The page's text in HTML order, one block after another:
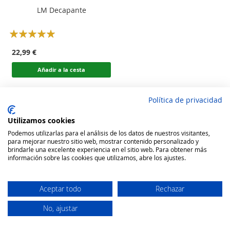
LM Decapante
Rating:
22,99 €
Añadir a la cesta
Política de privacidad
Utilizamos cookies
Podemos utilizarlas para el análisis de los datos de nuestros visitantes,
para mejorar nuestro sitio web, mostrar contenido personalizado y
brindarle una excelente experiencia en el sitio web. Para obtener más
información sobre las cookies que utilizamos, abre los ajustes.
Aceptar todo Rechazar
No, ajustar